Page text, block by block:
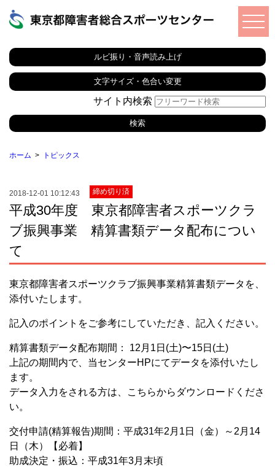
ルビ振り・音声読み上げ
文字サイズ・色合い変更
サイト内検索
ホーム トピックス
2018-12-01 10:12:43 締め切り済
平成30年度 東京都障害者スポーツクラ
ブ振興事業 精算書類データ配布につい
て
東京都障害者スポーツクラブ振興事業精算書類データを、
添付いたします。
記入のポイントをご参考にしていただき、記入ください。
精算書類データ配布期間： 12月1日(土)〜15日(土)
上記の期間内で、当センターHPにてデータを添付いたし
ます。
データ入力をされる方は、こちらからダウンロードくださ
い。
交付申請(精算報告)期間：平成31年2月1日（金）～2月14
日（木）【必着】
助成決定・振込：平成31年3月末頃